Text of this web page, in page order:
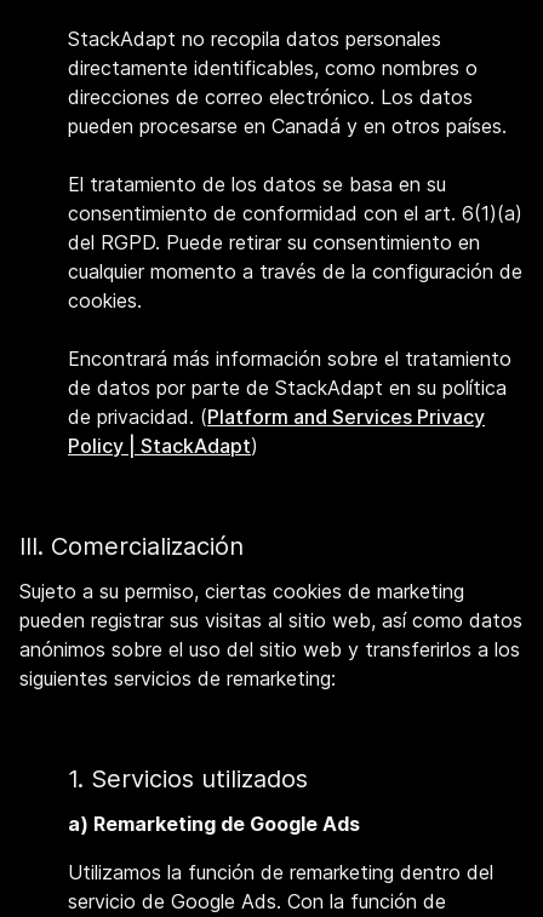
StackAdapt no recopila datos personales
directamente identificables, como nombres o
direcciones de correo electrónico. Los datos
pueden procesarse en Canadá y en otros países.
El tratamiento de los datos se basa en su
consentimiento de conformidad con el art. 6(1)(a)
del RGPD. Puede retirar su consentimiento en
cualquier momento a través de la configuración de
cookies.
Encontrará más información sobre el tratamiento
de datos por parte de StackAdapt en su política
de privacidad. (Platform and Services Privacy
Policy | StackAdapt)
III. Comercialización
Sujeto a su permiso, ciertas cookies de marketing
pueden registrar sus visitas al sitio web, así como datos
anónimos sobre el uso del sitio web y transferirlos a los
siguientes servicios de remarketing:
1. Servicios utilizados
a) Remarketing de Google Ads
Utilizamos la función de remarketing dentro del
servicio de Google Ads. Con la función de